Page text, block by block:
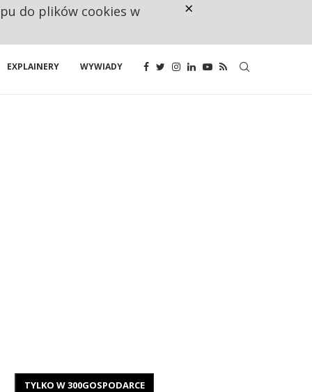
EXPLAINERY WYWIADY
TYLKO W 300GOSPODARCE
do plików cookies w ×